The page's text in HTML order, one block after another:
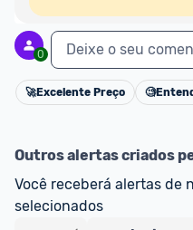
0 Deixe o seu
🚀Excelente Preço 🧐
Outros alertas criados
Você receberá alertas de
selecionados